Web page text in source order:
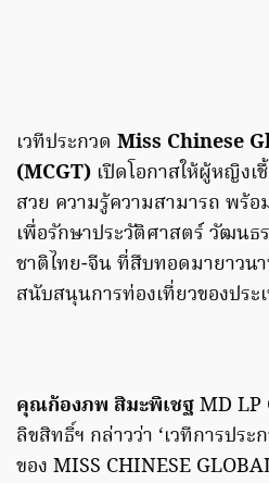
เวทีประกวด Miss Chinese
(MCGT) เปิดโอกาสให้ผู้หญิง
สวย ความรู้ความสามารถ พร้
เพื่อรักษาประวัติศาสตร์ วัฒนธ
ชาติไทย-จีน ที่สืบทอดมายาวน
สนับสนุนการท่องเที่ยวของประ
คุณก้องภพ สิมะพิเชฐMD LP
ลิขสิทธิ์ฯ กล่าวว่า ‘เวทีการปร
ของ MISS CHINESE